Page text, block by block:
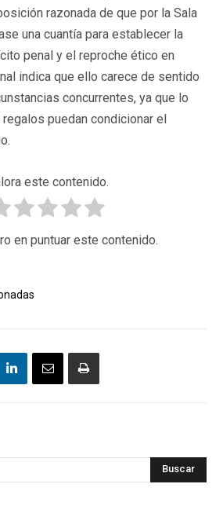
razonada de que por la Sala
una cuantía para establecer la
penal y el reproche ético en
indica que ello carece de sentido
concurrentes, ya que lo
puedan condicionar el
este contenido.
en puntuar este contenido.
Buscar